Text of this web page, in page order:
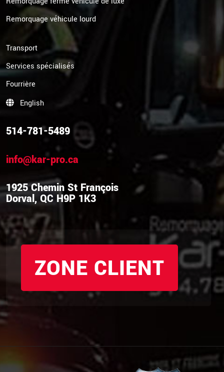
Remorquage véhicule lourd
Transport
Services spécialisés
Fourrière
English
514-781-5489
info@kar-pro.ca
1925 Chemin St François
Dorval, QC H9P 1K3
ZONE CLIENT